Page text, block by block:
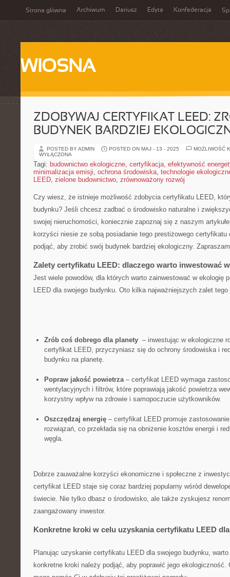
Strona główna Archiwum Dariusz Edyta Konfederacja
WIOSNA
ZDOBYWAJ CERTYFIKAT LEED:
BUDYNEK BARDZIEJ
POSTED BY ADMIN POSTED ON MAJ - 13 - 2025
MOŻLIWOŚĆ
WYŁĄCZONA
Tagi: budownictwo ekologiczne, certyfikacja, efektywność
minimalizacja emisji, ochrona środowiska, technologie
LEED, zielone budownictwo, zrównoważony rozwój
Czy wiesz, że istnieje możliwość⁣ zdobycia certyfikatu ⁤LEED,⁢
⁤budynku?​ Jeśli ⁤chcesz zadbać‍ o środowisko naturalne i
swojej nieruchomości, koniecznie ⁢zapoznaj się⁣ z naszym
korzyści niesie ze sobą posiadanie tego prestiżowego⁤
podjąć, aby zrobić swój ​budynek ‍bardziej ekologiczny.
Zalety certyfikatu LEED: ​dlaczego warto inwestować
Jest wiele ​powodów, ‌dla których warto zainwestować w ekologię
LEED⁣ dla swojego ‍budynku. Oto‍ kilka⁤ najważniejszych zalet‌
Zrób coś dobrego ​dla ⁣planety – ⁢inwestując​ w ekologiczne
certyfikat LEED, przyczyniasz się‌ do ⁣ochrony ⁤środowiska i
budynku na ⁢planetę.
Popraw‌ jakość powietrza– certyfikat LEED wymaga
wentylacyjnych‍ i ⁤filtrów, ⁣które poprawiają jakość powietrza
korzystny wpływ na zdrowie i samopoczucie użytkowników.
Oszczędzaj⁢ energię– certyfikat ‍LEED promuje
⁤rozwiązań, co ⁤przekłada ​się⁢ na obniżenie kosztów energii i
węgla.
Dobrze zauważalne korzyści ekonomiczne i ‍społeczne z
certyfikat LEED staje się ⁤coraz bardziej popularny wśród
⁣świecie. Nie tylko dbasz o środowisko,⁣ ale także zyskujesz‌
⁣zaangażowany ​inwestor.
Konkretne kroki ​w celu‍ uzyskania certyfikatu LEED
Planując uzyskanie certyfikatu LEED dla swojego budynku,
konkretne kroki‌ należy podjąć, ​aby​ poprawić⁣ jego